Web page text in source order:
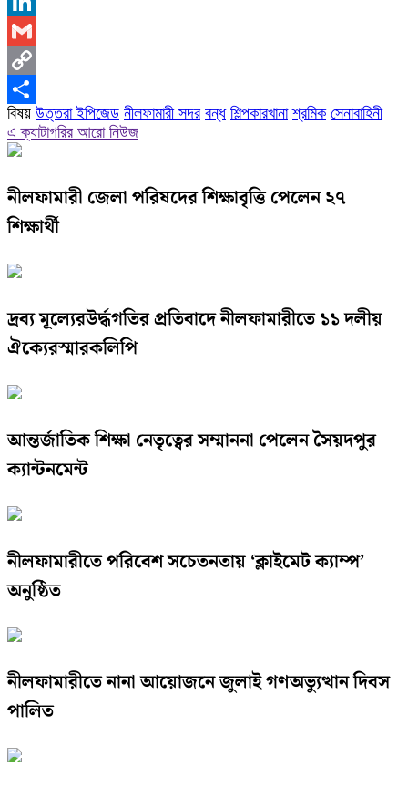
LinkedIn
Gmail
Copy
Link
Share
বিষয় উত্তরা ইপিজেড নীলফামারী সদর বন্ধ শিল্পকারখানা শ্রমিক সেনাবাহিনী
এ ক্যাটাগরির আরো নিউজ
নীলফামারী জেলা পরিষদের শিক্ষাবৃত্তি পেলেন ২৭
শিক্ষার্থী
দ্রব্য মূল্যেরউর্দ্ধগতির প্রতিবাদে নীলফামারীতে ১১ দলীয়
ঐক্যেরস্মারকলিপি
আন্তর্জাতিক শিক্ষা নেতৃত্বের সম্মাননা পেলেন সৈয়দপুর
ক্যান্টনমেন্ট
নীলফামারীতে পরিবেশ সচেতনতায় ‘ক্লাইমেট ক্যাম্প’
অনুষ্ঠিত
নীলফামারীতে নানা আয়োজনে জুলাই গণঅভ্যুত্থান দিবস
পালিত